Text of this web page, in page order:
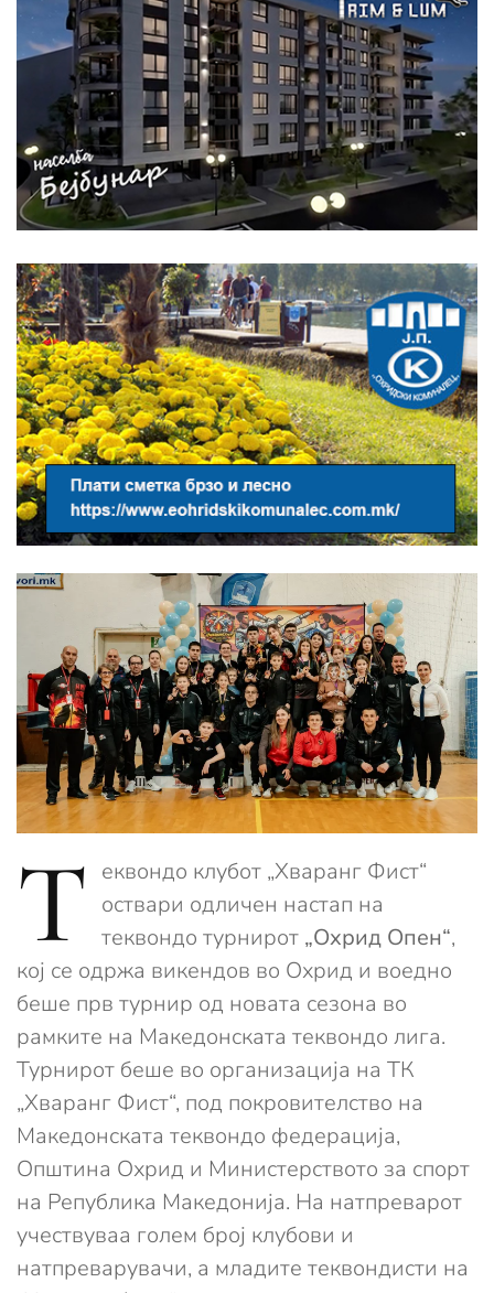
Т еквондо клубот „Хваранг Фист“
оствари одличен настап на
теквондо турнирот „Охрид Опен“,
кој се одржа викендов во Охрид и воедно
беше прв турнир од новата сезона во
рамките на Македонската теквондо лига.
Турнирот беше во организација на ТК
„Хваранг Фист“, под покровителство на
Македонската теквондо федерација,
Општина Охрид и Министерството за спорт
на Република Македонија. На натпреварот
учествуваа голем број клубови и
натпреварувачи, а младите теквондисти на